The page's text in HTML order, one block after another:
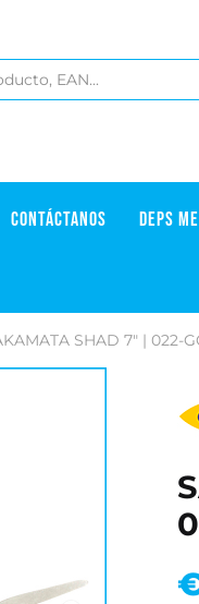
CONTÁCTANOS DEPS
SHAD 7" | 022-